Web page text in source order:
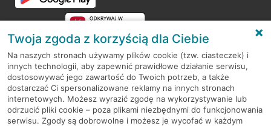
RODO
Regulamin serwisu
Mapa serwisu
Twoja zgoda z korzyścią dla Ciebie
Na naszych stronach używamy plików cookie (tzw. ciasteczek) i
innych technologii, aby zapewnić prawidłowe działanie serwisu,
dostosowywać jego zawartość do Twoich potrzeb, a także
dostarczać Ci spersonalizowane reklamy na innych stronach
internetowych. Możesz wyrazić zgodę na wykorzystywanie lub
odrzucić pliki cookie – poza plikami niezbędnymi do funkcjonowania
serwisu. Zgody są dobrowolne i możesz je wycofać w każdym